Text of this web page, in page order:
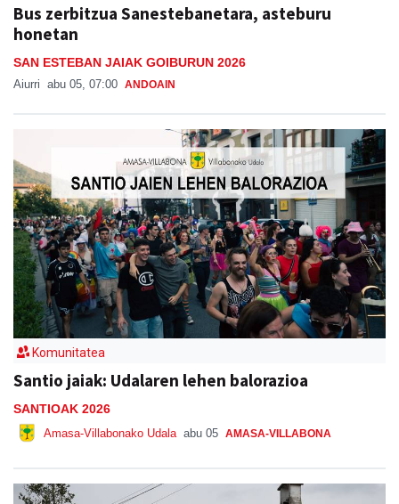
Bus zerbitzua Sanestebanetara, asteburu
honetan
SAN ESTEBAN JAIAK GOIBURUN 2026
Aiurri abu 05, 07:00 ANDOAIN
Komunitatea
Santio jaiak: Udalaren lehen balorazioa
SANTIOAK 2026
Amasa-Villabonako Udala abu 05 AMASA-VILLABONA